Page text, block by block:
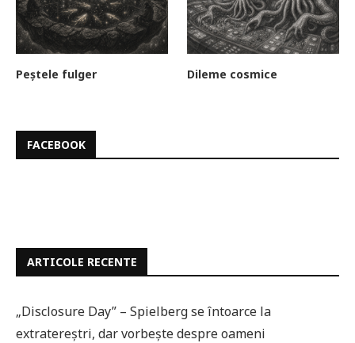
Peștele fulger Dileme cosmice
FACEBOOK
ARTICOLE RECENTE
„Disclosure Day” – Spielberg se întoarce la
extratereștri, dar vorbește despre oameni